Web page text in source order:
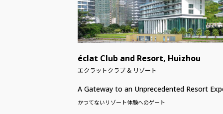
éclat Club and Resort, Huizhou
エクラットクラブ & リゾート
A Gateway to an Unprecedented Resort
かつてないリゾート体験へのゲート